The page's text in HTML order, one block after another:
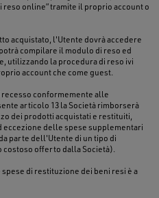
reso online” tramite il proprio account o
acquistato, l'Utente dovrà accedere
compilare il modulo di reso ed
utilizzando la procedura di reso ivi
account che come guest.
conformemente alle
articolo 13 la Società rimborserà
dei prodotti acquistati e restituiti,
eccezione delle spese supplementari
parte dell'Utente di un tipo di
costoso offerto dalla Società).
di restituzione dei beni resi è a